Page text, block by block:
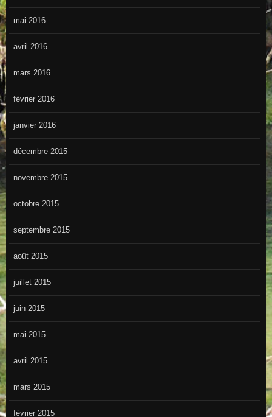
mai 2016
avril 2016
mars 2016
février 2016
janvier 2016
décembre 2015
novembre 2015
octobre 2015
septembre 2015
août 2015
juillet 2015
juin 2015
mai 2015
avril 2015
mars 2015
février 2015